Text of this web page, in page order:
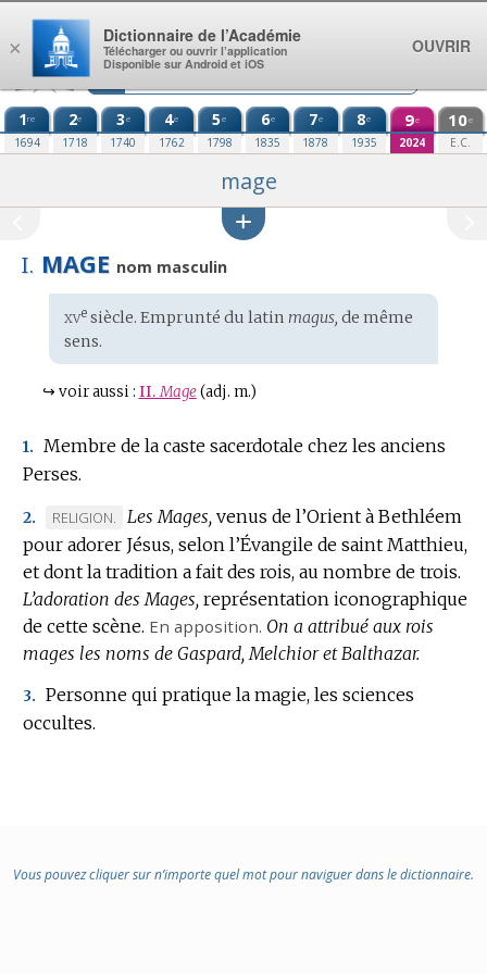
Aller au contenu
1re
1694
2e
1718
3e
1740
4e
1762
5e
1798
6e
1835
7e
1878
8e
1935
9e
2024
10e
E.C.
mage
I. MAGE nom masculin
Étymologie
:
xvesiècle. Emprunté du latin magus, de même
sens.
↪ voir aussi : II.Mage (adj. m.)
1. Membre de la caste sacerdotale chez les anciens
Perses.
2.
MARQUE
DE
DOMAINE
:
RELIGION. Les Mages, venus de l’Orient à Bethléem
pour adorer Jésus, selon l’Évangile de saint Matthieu,
et dont la tradition a fait des rois, au nombre de trois.
L’adoration des Mages, représentation iconographique
de cette scène. En apposition. On a attribué aux rois
mages les noms de Gaspard, Melchior et Balthazar.
3. Personne qui pratique la magie, les sciences
occultes.
Vous pouvez cliquer sur n’importe quel mot pour naviguer dans le dictionnaire.
×
Dictionnaire de l’Académie
Télécharger ou ouvrir l’application
Disponible sur Android et iOS
OUVRIR